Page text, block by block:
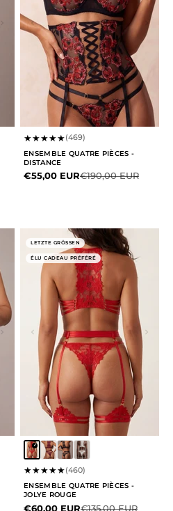
★★★★★(469)
ENSEMBLE QUATRE PIÈCES -
DISTANCE
Prix de vente
€55,00 EURPrix normal
€190,00 EUR
LETZTE GRÖSSEN
ÉLU CADEAU PRÉFÉRÉ
★★★★★(460)
ENSEMBLE QUATRE PIÈCES -
JOLYE ROUGE
Prix de vente
€60,00 EURPrix normal
€135,00 EUR